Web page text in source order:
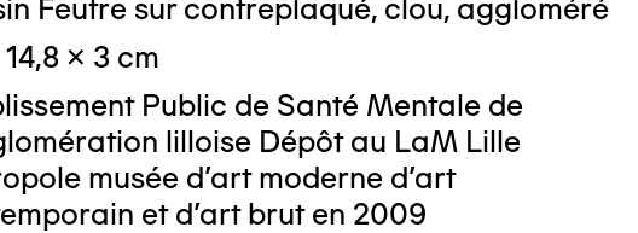
Feutre sur contreplaqué, clou, aggloméré
x 3 cm
Public de Santé Mentale de
lilloise Dépôt au LaM Lille
musée d’art moderne d’art
et d’art brut en 2009